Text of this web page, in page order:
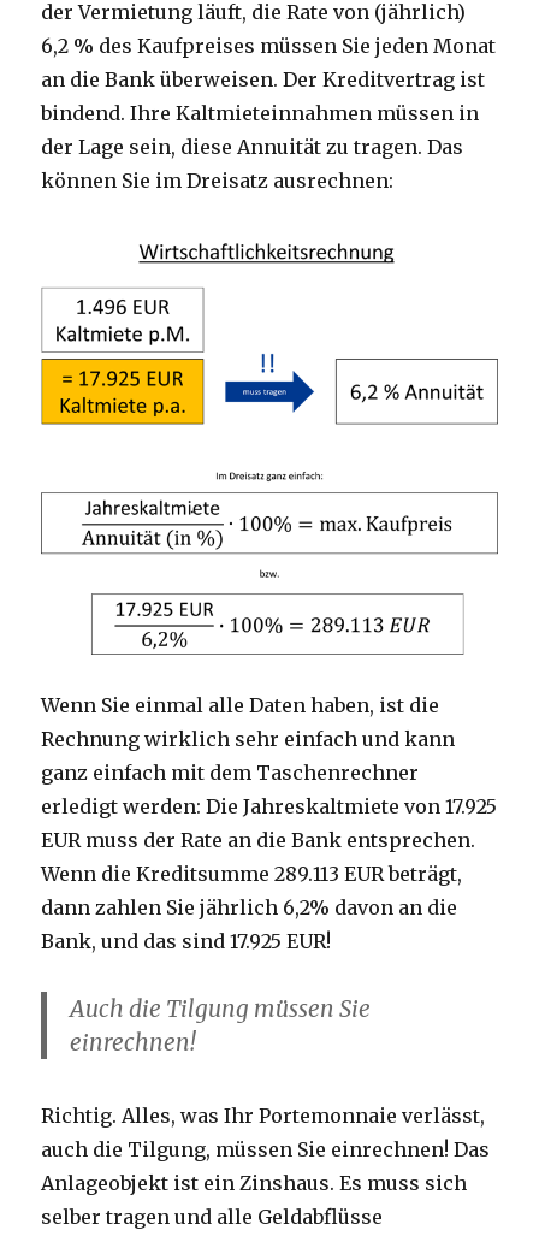
der Vermietung läuft, die Rate von (jährlich)
6,2 % des Kaufpreises müssen Sie jeden Monat
an die Bank überweisen. Der Kreditvertrag ist
bindend. Ihre Kaltmieteinnahmen müssen in
der Lage sein, diese Annuität zu tragen. Das
können Sie im Dreisatz ausrechnen:
Wenn Sie einmal alle Daten haben, ist die
Rechnung wirklich sehr einfach und kann
ganz einfach mit dem Taschenrechner
erledigt werden: Die Jahreskaltmiete von 17.925
EUR muss der Rate an die Bank entsprechen.
Wenn die Kreditsumme 289.113 EUR beträgt,
dann zahlen Sie jährlich 6,2% davon an die
Bank, und das sind 17.925 EUR!
Auch die Tilgung müssen Sie
einrechnen!
Richtig. Alles, was Ihr Portemonnaie verlässt,
auch die Tilgung, müssen Sie einrechnen! Das
Anlageobjekt ist ein Zinshaus. Es muss sich
selber tragen und alle Geldabflüsse